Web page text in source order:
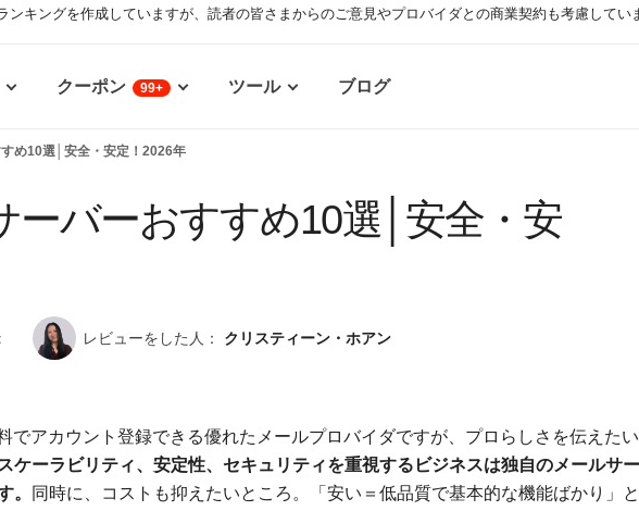
キングを作成していますが、読者の皆さまからのご意見やプロバイダとの商業契約も考慮して
クーポン 99+ ツール ブログ
め10選│安全・安定！2026年
ーバーおすすめ10選│安全・安
レビューをした人： クリスティーン・ホアン
でアカウント登録できる優れたメールプロバイダですが、プロらしさを伝えたい
ケーラビリティ、安定性、セキュリティを重視するビジネスは独自のメールサー
。
同時に、コストも抑えたいところ。「安い＝低品質で基本的な機能ばかり」と